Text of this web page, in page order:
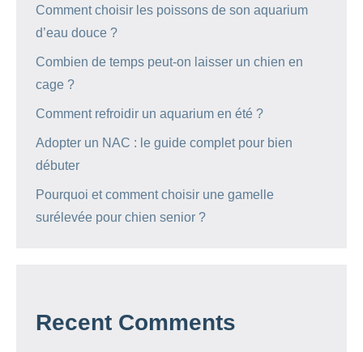
Comment choisir les poissons de son aquarium
d’eau douce ?
Combien de temps peut-on laisser un chien en
cage ?
Comment refroidir un aquarium en été ?
Adopter un NAC : le guide complet pour bien
débuter
Pourquoi et comment choisir une gamelle
surélevée pour chien senior ?
Recent Comments